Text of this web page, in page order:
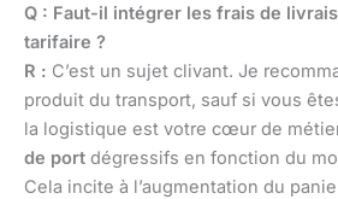
Q : Faut-il intégrer les frais de
tarifaire ?
R : C’est un sujet clivant. Je
produit du transport, sauf si vous
la logistique est votre cœur de
de port dégressifs en fonction du
Cela incite à l’augmentation du